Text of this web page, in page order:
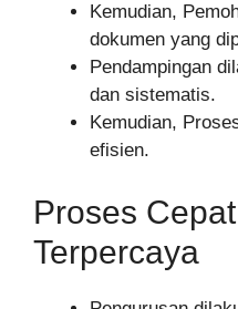
Kemudian,
dokumen yang
Pendampingan
dan sistematis.
Kemudian,
efisien.
Proses
Terpercaya